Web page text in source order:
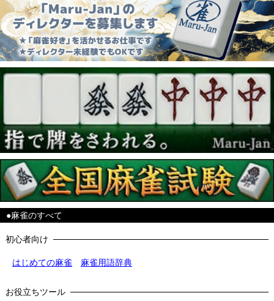
●麻雀のすべて
初心者向け
はじめての麻雀 麻雀用語辞典
お役立ちツール